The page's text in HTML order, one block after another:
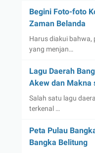
Begini Foto-foto
Zaman Belanda
Harus diakui bahwa,
yang menjan…
Lagu Daerah
Akew dan Makna
Salah satu lagu
terkenal …
Peta Pulau
Bangka Belitung